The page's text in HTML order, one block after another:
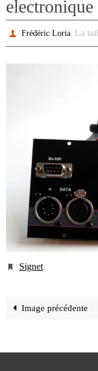
electronique
Frédéric Loria La
Signet.
Image précédente